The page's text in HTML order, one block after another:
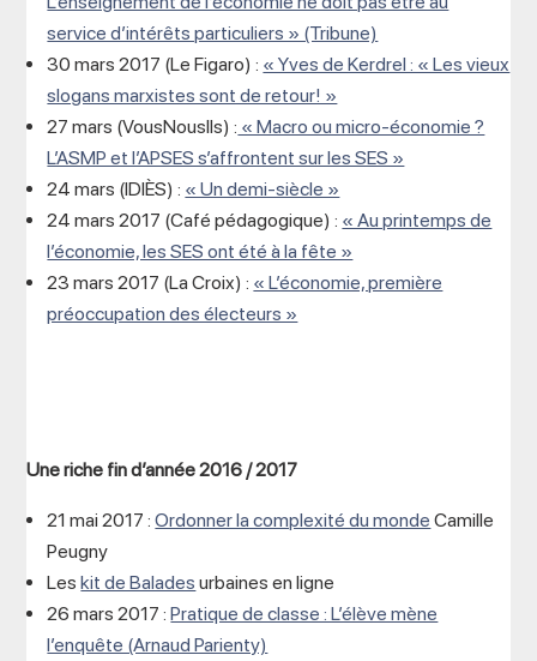
service d’intérêts particuliers » (Tribune)
30 mars 2017 (Le Figaro) : « Yves de Kerdrel : « Les vieux
slogans marxistes sont de retour! »
27 mars (VousNousIls) : « Macro ou micro-économie ?
L’ASMP et l’APSES s’affrontent sur les SES »
24 mars (IDIÈS) : « Un demi-siècle »
24 mars 2017 (Café pédagogique) : « Au printemps de
l’économie, les SES ont été à la fête »
23 mars 2017 (La Croix) : « L’économie, première
préoccupation des électeurs »
Une riche fin d’année 2016 / 2017
21 mai 2017 :Ordonner la complexité du monde Camille
Peugny
Leskit de Balades urbaines en ligne
26 mars 2017 :Pratique de classe : L’élève mène
l’enquête (Arnaud Parienty)